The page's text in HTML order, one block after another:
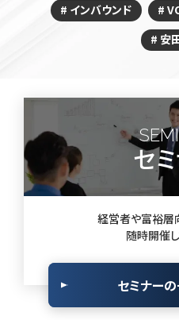
インバウンド
安
セ
経営者や富裕層
随時開催
セミナー